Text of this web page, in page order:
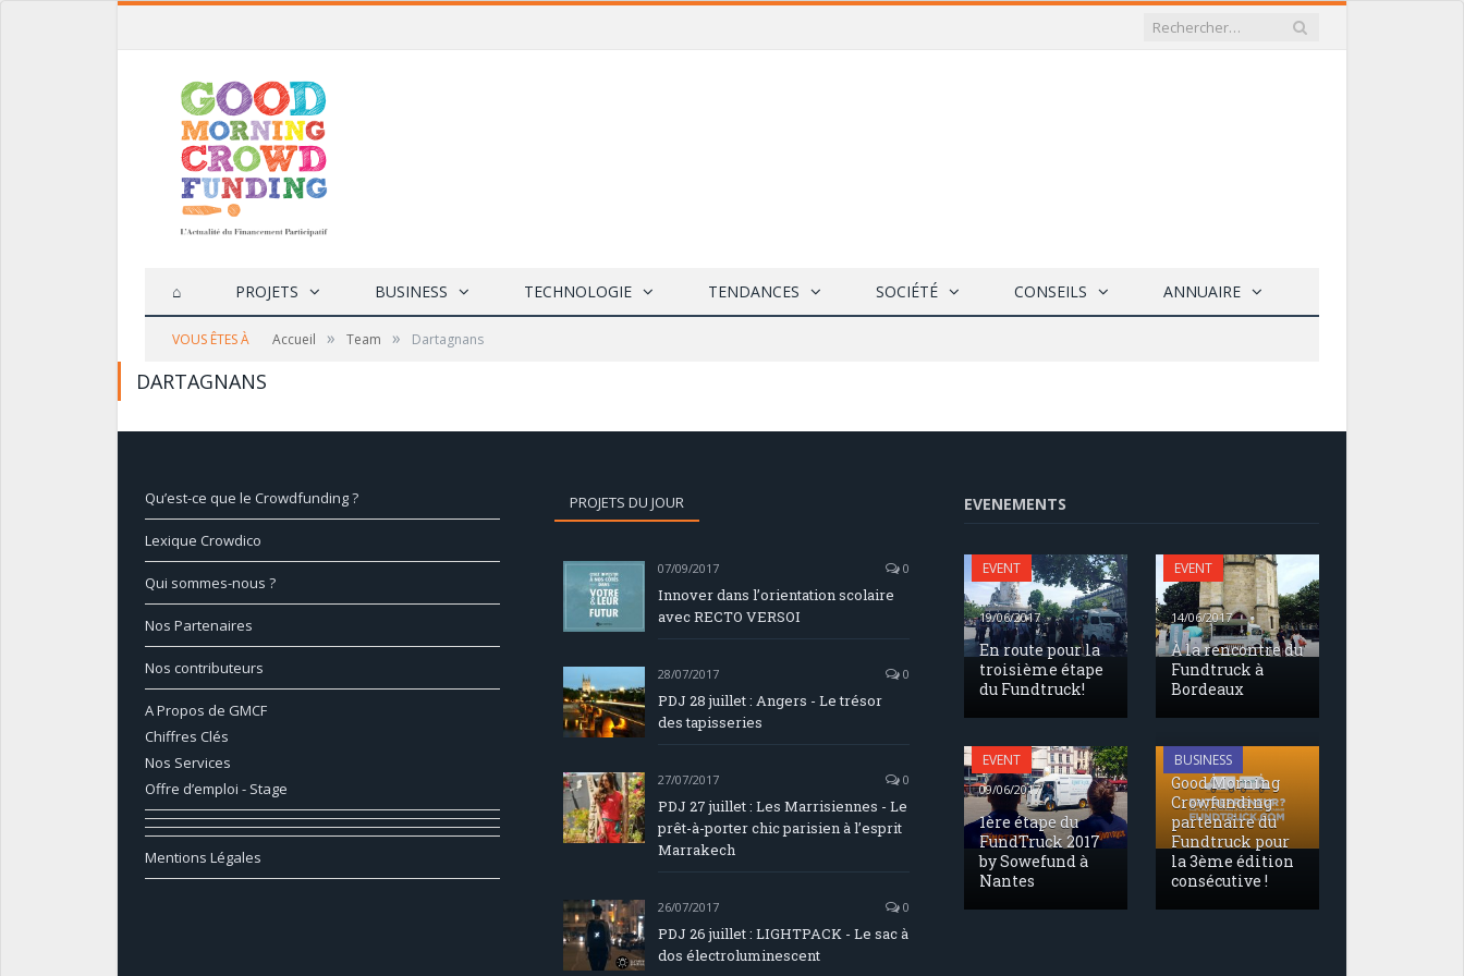
⌂ PROJETS BUSINESS TECHNOLOGIE TENDANCES SOCIÉTÉ CONSEILS ANNUAIRE
VOUS ÊTES À Accueil » Team » Dartagnans
DARTAGNANS
Qu’est-ce que le Crowdfunding ?
Lexique Crowdico
Qui sommes-nous ?
Nos Partenaires
Nos contributeurs
A Propos de GMCF
Chiffres Clés
Nos Services
Offre d’emploi - Stage
Mentions Légales
PROJETS DU JOUR
07/09/2017 0
Innover dans l’orientation scolaire
avec RECTO VERSOI
28/07/2017 0
PDJ 28 juillet : Angers - Le trésor
des tapisseries
27/07/2017 0
PDJ 27 juillet : Les Marrisiennes - Le
prêt-à-porter chic parisien à l’esprit
Marrakech
26/07/2017 0
PDJ 26 juillet : LIGHTPACK - Le sac à
dos électroluminescent
EVENEMENTS
EVENT
19/06/2017
En route pour la
troisième étape
du Fundtruck!
EVENT
14/06/2017
À la rencontre du
Fundtruck à
Bordeaux
EVENT
09/06/2017
1ère étape du
FundTruck 2017
by Sowefund à
Nantes
BUSINESS
17/05/2017
Good Morning
Crowfunding
partenaire du
Fundtruck pour
la 3ème édition
consécutive !